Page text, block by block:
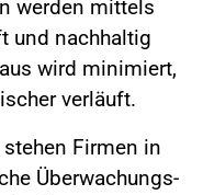
werden mittels
und nachhaltig
wird minimiert,
verläuft.
Firmen in
Überwachungs-